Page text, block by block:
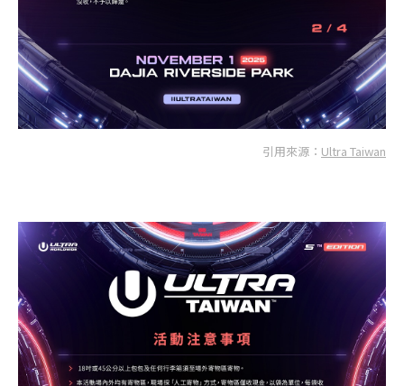
引用來源： Ultra Taiwan